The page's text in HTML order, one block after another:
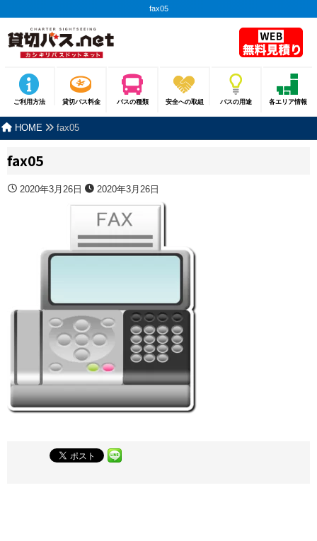
fax05
ご利用方法 貸切バス料金 バスの種類 安全への取組 バスの用途 各エリア情報
HOME fax05
fax05
2020年3月26日 2020年3月26日